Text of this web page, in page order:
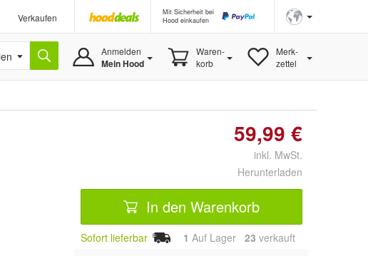
Verkaufen
Mit Sicherheit bei
Hood einkaufen
Anmelden
Mein Hood
Waren-
korb
Merk-
zettel
59,99 €
inkl. MwSt.
Herunterladen
In den Warenkorb
Sofort lieferbar 1 Auf Lager 23 verkauft